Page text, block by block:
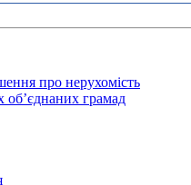
про нерухомість
об’єднаних грамад